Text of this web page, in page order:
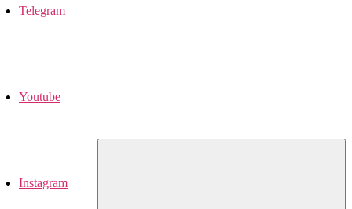
Telegram
Youtube
Instagram